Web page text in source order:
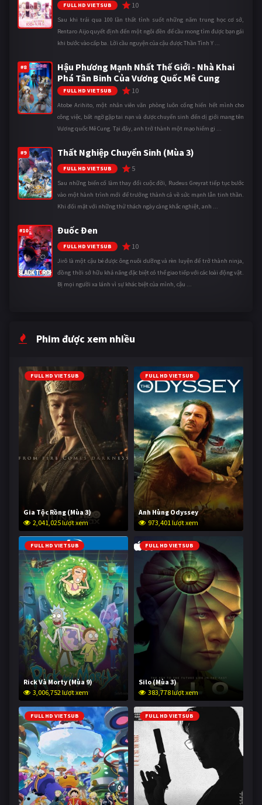
FULL HD VIETSUB 10
Sau khi trải qua 100 lần thất tình suốt những năm trung học cơ sở,
Rentaro Aijo quyết định đến một ngôi đền để cầu mong tìm được bạn gái
khi bước vào cấp ba. Lời cầu nguyện của cậu được Thần Tình Y ...
#8
Hậu Phương Mạnh Nhất Thế Giới - Nhà Khai
Phá Tân Binh Của Vương Quốc Mê Cung
FULL HD VIETSUB 10
Atobe Arihito, một nhân viên văn phòng luôn cống hiến hết mình cho
công việc, bất ngờ gặp tai nạn và được chuyển sinh đến dị giới mang tên
Vương quốc Mê Cung. Tại đây, anh trở thành một mạo hiểm gi ...
#9 Thất Nghiệp Chuyển Sinh (Mùa 3)
FULL HD VIETSUB 5
Sau những biến cố làm thay đổi cuộc đời, Rudeus Greyrat tiếp tục bước
vào một hành trình mới để trưởng thành cả về sức mạnh lẫn tinh thần.
Khi đối mặt với những thử thách ngày càng khắc nghiệt, anh ...
#10 Đuốc Đen
FULL HD VIETSUB 10
Jirô là một cậu bé được ông nuôi dưỡng và rèn luyện để trở thành ninja,
đồng thời sở hữu khả năng đặc biệt có thể giao tiếp với các loài động vật.
Bị mọi người xa lánh vì sự khác biệt của mình, cậu ...
Phim được xem nhiều
FULL HD VIETSUB
Gia Tộc Rồng (Mùa 3)
2,041,025 lượt xem
FULL HD VIETSUB
Anh Hùng Odyssey
973,401 lượt xem
FULL HD VIETSUB
Rick Và Morty (Mùa 9)
3,006,752 lượt xem
FULL HD VIETSUB
Silo (Mùa 3)
383,778 lượt xem
FULL HD VIETSUB FULL HD VIETSUB